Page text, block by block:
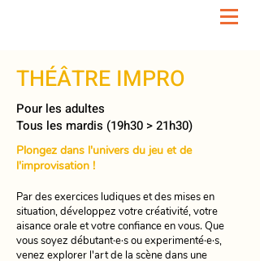
THÉÂTRE IMPRO
Pour les adultes
Tous les mardis (19h30 > 21h30)
Plongez dans l'univers du jeu et de
l'improvisation !
Par des exercices ludiques et des mises en
situation, développez votre créativité, votre
aisance orale et votre confiance en vous. Que
vous soyez débutant·e·s ou experimenté·e·s,
venez explorer l'art de la scène dans une